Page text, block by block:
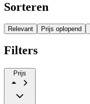
Sorteren
Relevant Prijs oplopend
Filters
Prijs